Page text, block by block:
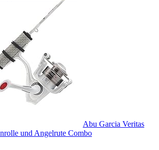
Abu Garcia Veritas
und Angelrute Combo